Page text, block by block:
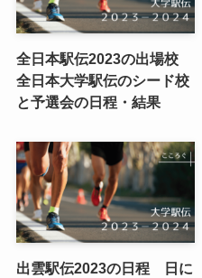
全日本駅伝2023の出場校
全日本大学駅伝のシード校
と予選会の日程・結果
出雲駅伝2023の日程 日に